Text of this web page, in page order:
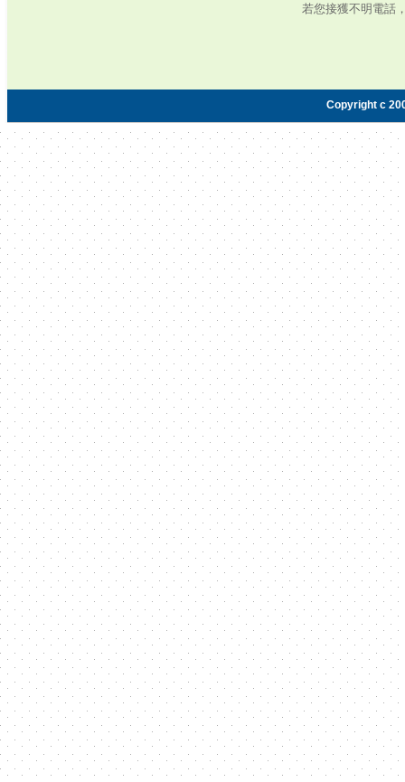
若您接獲不明電話
Copyright c